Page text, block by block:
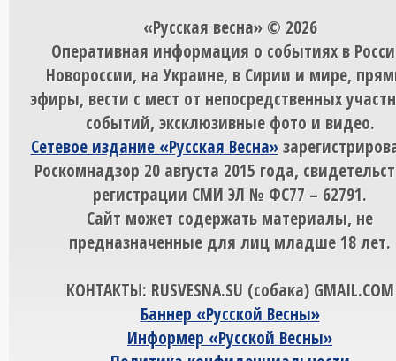
«Русская весна» © 2026
Оперативная информация о событиях в
Новороссии, на Украине, в Сирии и мире,
эфиры, вести с мест от непосредственных
событий, эксклюзивные фото и видео.
Сетевое издание «Русская Весна»
Роскомнадзор 20 августа 2015 года,
регистрации СМИ ЭЛ № ФС77 – 62791.
Сайт может содержать материалы, не
предназначенные для лиц младше 18 лет.
КОНТАКТЫ: RUSVESNA.SU (собака) GMAIL.COM
Баннер «Русской Весны»
Информер «Русской Весны»